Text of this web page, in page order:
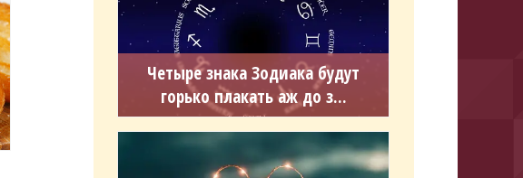
Четыре знака Зодиака будут
горько плакать аж до з...